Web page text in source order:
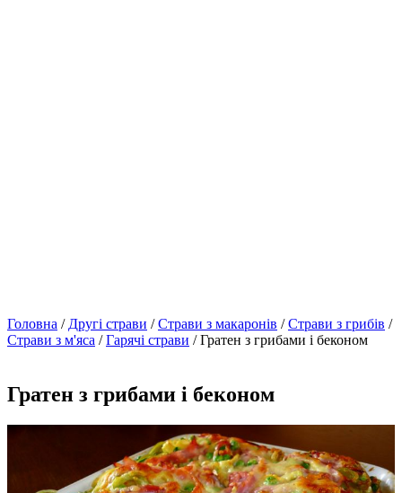
Головна /Другі страви /Страви з макаронів /Страви з грибів /
Страви з м'яса /Гарячі страви / Гратен з грибами і беконом
Гратен з грибами і беконом